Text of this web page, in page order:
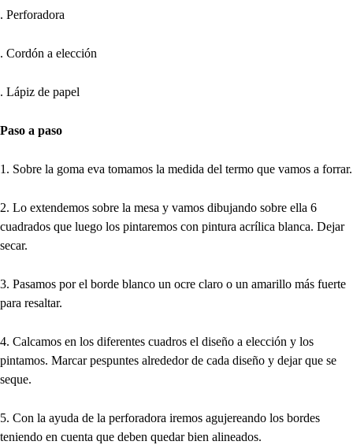
. Perforadora
. Cordón a elección
. Lápiz de papel
Paso a paso
1. Sobre la goma eva tomamos la medida del termo que vamos a forrar.
2. Lo extendemos sobre la mesa y vamos dibujando sobre ella 6
cuadrados que luego los pintaremos con pintura acrílica blanca. Dejar
secar.
3. Pasamos por el borde blanco un ocre claro o un amarillo más fuerte
para resaltar.
4. Calcamos en los diferentes cuadros el diseño a elección y los
pintamos. Marcar pespuntes alrededor de cada diseño y dejar que se
seque.
5. Con la ayuda de la perforadora iremos agujereando los bordes
teniendo en cuenta que deben quedar bien alineados.